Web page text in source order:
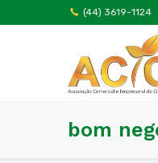
(44) 3619-1124
bom